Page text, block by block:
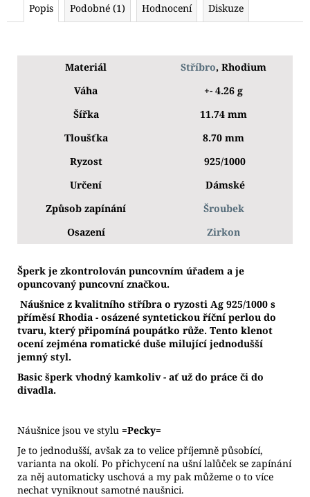
Popis Podobné (1) Hodnocení Diskuze
Materiál Stříbro, Rhodium
Váha
+- 4.26 g
Šířka
11.74 mm
Tloušťka
8.70 mm
Ryzost
925/1000
Určení
Dámské
Způsob zapínání
Šroubek
Osazení
Zirkon
Šperk je zkontrolován puncovním úřadem a je
opuncovaný puncovní značkou.
Náušnice z kvalitního stříbra o ryzosti Ag 925/1000 s
příměsí Rhodia - osázené syntetickou říční perlou do
tvaru, který připomíná poupátko růže. Tento klenot
ocení zejména romatické duše milující jednodušší
jemný styl.
Basic šperk vhodný kamkoliv - ať už do práce či do
divadla.
Náušnice jsou ve stylu =Pecky=
Je to jednodušší, avšak za to velice příjemně působící,
varianta na okolí. Po přichycení na ušní lalůček se zapínání
za něj automaticky uschová a my pak můžeme o to více
nechat vyniknout samotné naušnici.